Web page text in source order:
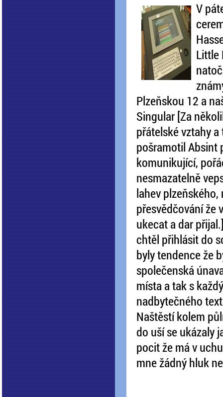
V
Little
Plzeňskou 12 a
Singular [Za
přátelské vztahy
pošramotil Absint
komunikující,
nesmazatelně
lahev
přesvědčování že
ukecat a dar
chtěl přihlásit do
byly tendence že
společenská
místa a tak s
nadbytečného
Naštěstí kolem
do uší se ukázaly
pocit že má v
mne žádný hluk